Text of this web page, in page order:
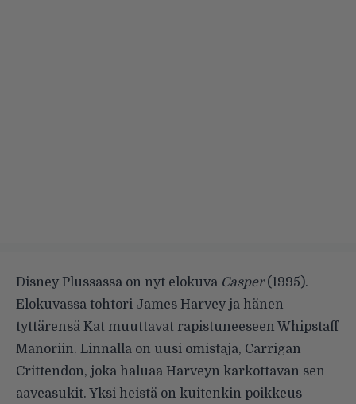
Disney Plussassa on nyt elokuva Casper(1995).
Elokuvassa tohtori James Harvey ja hänen
tyttärensä Kat muuttavat rapistuneeseen Whipstaff
Manoriin. Linnalla on uusi omistaja, Carrigan
Crittendon, joka haluaa Harveyn karkottavan sen
aaveasukit. Yksi heistä on kuitenkin poikkeus –